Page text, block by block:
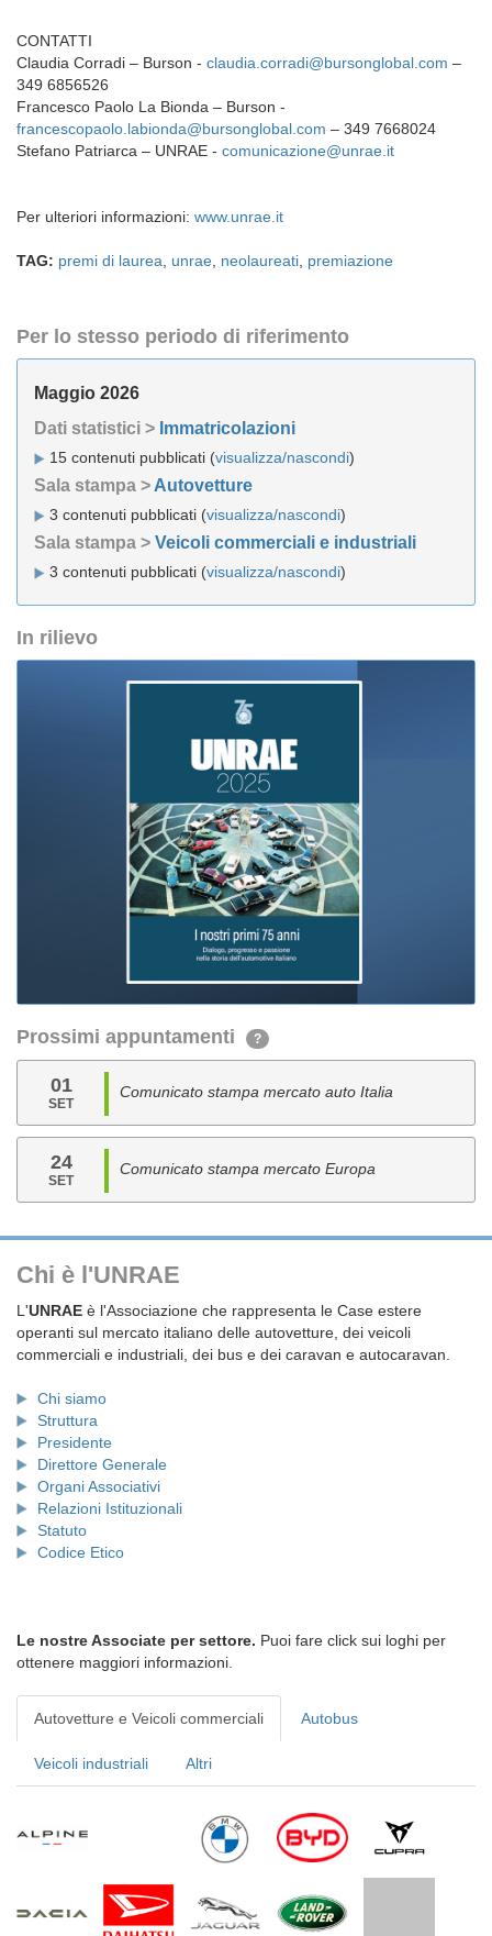
CONTATTI
Claudia Corradi – Burson - claudia.corradi@bursonglobal.com –
349 6856526
Francesco Paolo La Bionda – Burson -
francescopaolo.labionda@bursonglobal.com – 349 7668024
Stefano Patriarca – UNRAE - comunicazione@unrae.it
Per ulteriori informazioni: www.unrae.it
TAG: premi di laurea, unrae, neolaureati, premiazione
Per lo stesso periodo di riferimento
Maggio 2026
Dati statistici > Immatricolazioni
15 contenuti pubblicati (visualizza/nascondi)
Sala stampa >Autovetture
3 contenuti pubblicati (visualizza/nascondi)
Sala stampa > Veicoli commerciali e industriali
3 contenuti pubblicati (visualizza/nascondi)
In rilievo
Prossimi appuntamenti ?
01
SET
Comunicato stampa mercato auto Italia
24
SET
Comunicato stampa mercato Europa
Chi è l'UNRAE
L'UNRAE è l'Associazione che rappresenta le Case estere
operanti sul mercato italiano delle autovetture, dei veicoli
commerciali e industriali, dei bus e dei caravan e autocaravan.
Chi siamo
Struttura
Presidente
Direttore Generale
Organi Associativi
Relazioni Istituzionali
Statuto
Codice Etico
Le nostre Associate per settore. Puoi fare click sui loghi per
ottenere maggiori informazioni.
Autovetture e Veicoli commerciali Autobus
Veicoli industriali Altri